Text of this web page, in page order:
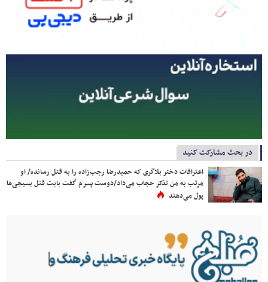
در بحث مشارکت کنید
اعترافات دختر بلاگری که حمیدرضا رجب‌زاده را به قتل رسانده/ او
مرتب به من تذکر حجاب می‌داد/دوست پسرم گفت بابت قتل بسیجی‌ها
پول می‌دهند